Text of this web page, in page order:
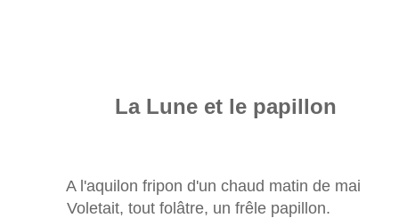
La Lune et le papillon
A l'aquilon fripon d'un chaud matin de mai
Voletait, tout folâtre, un frêle papillon.